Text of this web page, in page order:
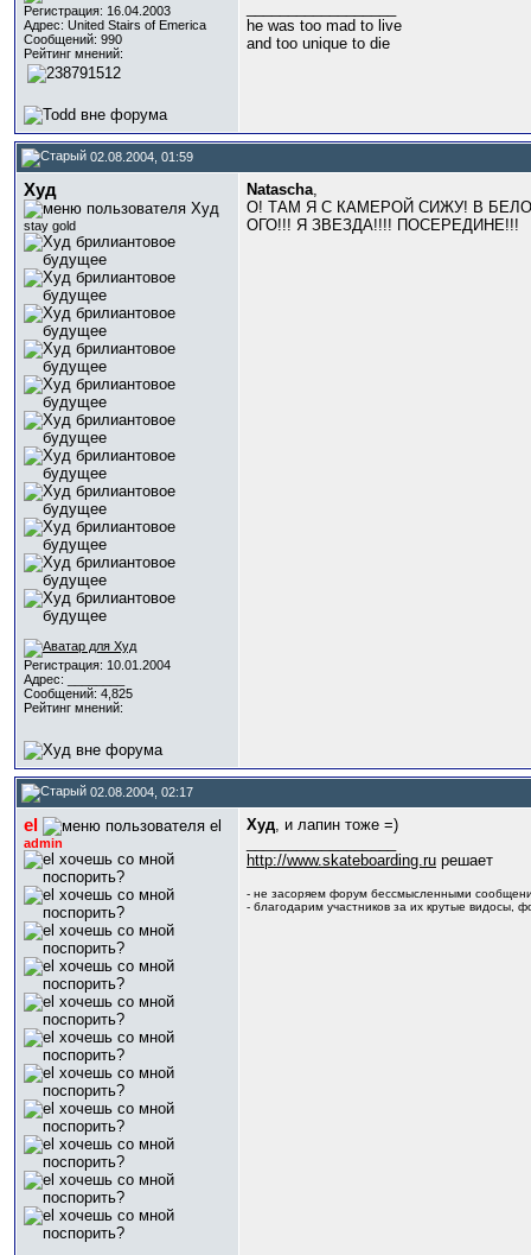
Регистрация: 16.04.2003
Адрес: United Stairs of Emerica
Сообщений: 990
Рейтинг мнений:
he was too mad to live
and too unique to die
02.08.2004, 01:59
Худ
stay gold
Регистрация: 10.01.2004
Адрес: ________
Сообщений: 4,825
Рейтинг мнений:
Natascha,
О! ТАМ Я С КАМЕРОЙ СИЖУ! В
ОГО!!! Я ЗВЕЗДА!!!! ПОСЕРЕДИНЕ!!!
02.08.2004, 02:17
el
admin
Худ, и лапин тоже =)
http://www.skateboarding.ru решает
- не засоряем форум бессмысленными
- благодарим участников за их крутые видосы,